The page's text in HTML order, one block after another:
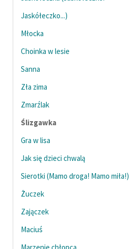
twórców przechodzących
do domeny publicznej,
Starego Testamentu
Szkoła Poezji Wolnych
Lektur
Kontakt
O projekcie
Zespół
Jaskółeczko...)
Młocka
Choinka w lesie
Sanna
Zła zima
Zmarźlak
Ślizgawka
Gra w lisa
Jak się dzieci chwalą
Sierotki (Mamo droga! Mamo miła!)
Żuczek
Zajączek
Maciuś